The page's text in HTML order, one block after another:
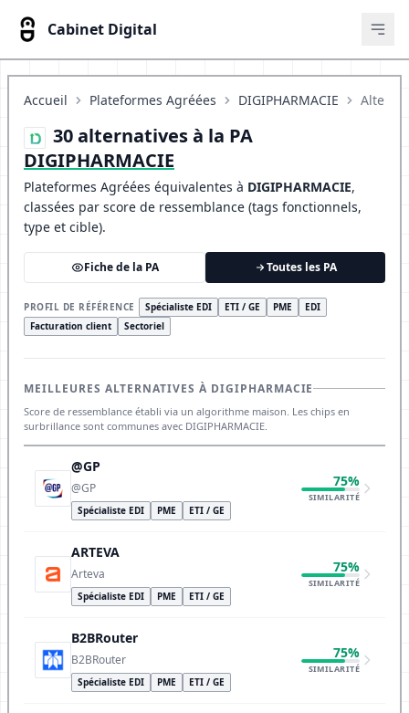
Cabinet Digital
Accueil Plateformes Agréées DIGIPHARMACIE
30 alternatives à la PA
DIGIPHARMACIE
Plateformes Agréées équivalentes à DIGIPHARMACIE,
classées par score de ressemblance (tags fonctionnels,
type et cible).
Fiche de la PA Toutes les PA
PROFIL DE RÉFÉRENCE Spécialiste EDI ETI / GE PME
EDI
Facturation client
Sectoriel
MEILLEURES ALTERNATIVES À DIGIPHARMACIE
Score de ressemblance établi via un algorithme maison. Les chips en
surbrillance sont communes avec DIGIPHARMACIE.
@GP
@GP
Spécialiste EDI PME ETI / GE
75%
SIMILARITÉ
ARTEVA
Arteva
Spécialiste EDI PME ETI / GE
75%
SIMILARITÉ
B2BRouter
B2BRouter
Spécialiste EDI PME ETI / GE
75%
SIMILARITÉ